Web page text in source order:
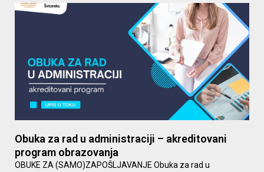
Obuka za rad u administraciji – akreditovani
program obrazovanja
OBUKE ZA (SAMO)ZAPOŠLJAVANJE Obuka za rad u